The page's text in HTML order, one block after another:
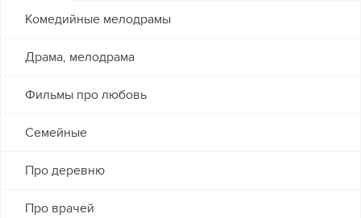
Комедийные мелодрамы
Драма, мелодрама
Фильмы про любовь
Семейные
Про деревню
Про врачей